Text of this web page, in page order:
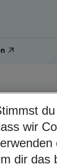
und
3
wir
dir das